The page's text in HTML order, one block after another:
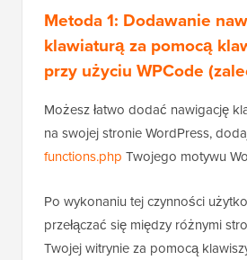
Metoda 1: Dodawanie
klawiaturą za pomocą
przy użyciu WPCode
Możesz łatwo dodać nawigację
na swojej stronie WordPress,
functions.php Twojego motywu
Po wykonaniu tej czynności
przełączać się między różnymi
Twojej witrynie za pomocą